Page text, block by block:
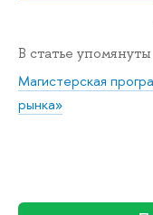
В статье упомянуты
Магистерская
рынка»